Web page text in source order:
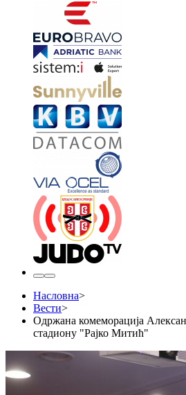
Насловна>
Вести>
Одржана комеморација
стадиону "Рајко Митић"